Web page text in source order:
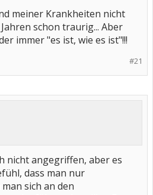
meiner Krankheiten nicht
schon traurig... Aber
immer "es ist, wie es ist"!!!
#21
nicht angegriffen, aber es
dass man nur
sich an den